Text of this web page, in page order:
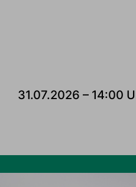
31.07.2026 – 14:00